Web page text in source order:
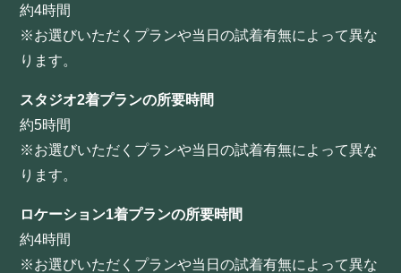
約4時間
※お選びいただくプランや当日の試着有無によって異な
ります。
スタジオ2着プランの所要時間
約5時間
※お選びいただくプランや当日の試着有無によって異な
ります。
ロケーション1着プランの所要時間
約4時間
※お選びいただくプランや当日の試着有無によって異な